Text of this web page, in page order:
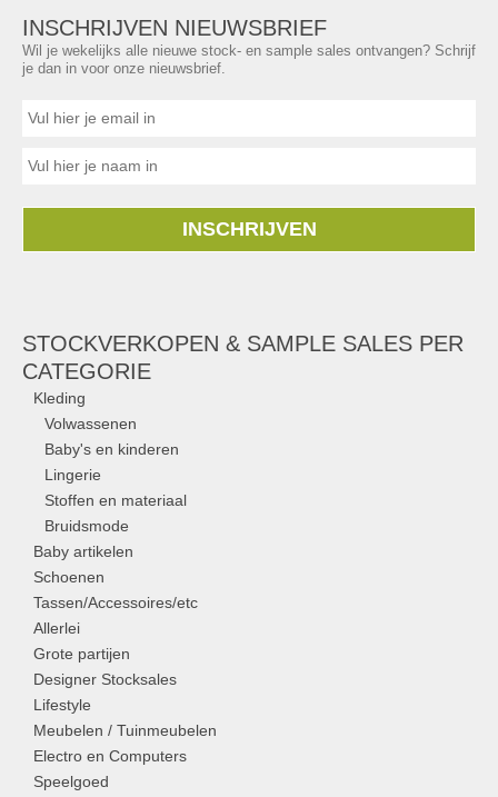
INSCHRIJVEN NIEUWSBRIEF
Wil je wekelijks alle nieuwe stock- en sample sales ontvangen? Schrijf
je dan in voor onze nieuwsbrief.
INSCHRIJVEN
STOCKVERKOPEN & SAMPLE SALES PER
CATEGORIE
Kleding
Volwassenen
Baby's en kinderen
Lingerie
Stoffen en materiaal
Bruidsmode
Baby artikelen
Schoenen
Tassen/Accessoires/etc
Allerlei
Grote partijen
Designer Stocksales
Lifestyle
Meubelen / Tuinmeubelen
Electro en Computers
Speelgoed